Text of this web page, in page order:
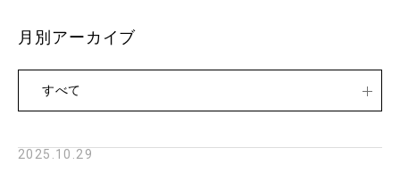
2025.10.29
月別アーカイブ
すべて